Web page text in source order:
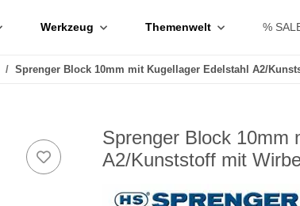
Werkzeug Themenwelt %
Sprenger Block 10mm mit Kugellager Edelstahl A2/
Sprenger Block 10mm
A2/Kunststoff mit